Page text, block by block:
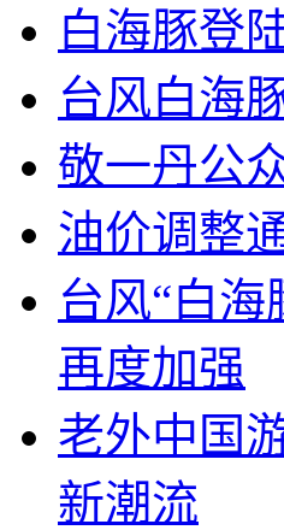
白海豚登
台风白海
敬一丹公
油价调整
台风“白
再度加强
老外中国
新潮流